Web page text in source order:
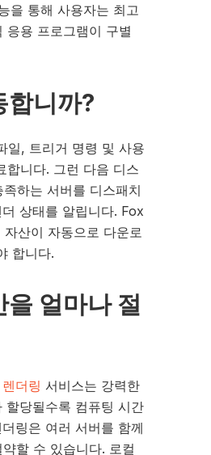
을 통해 사용자는 최고
응용 프로그램이 구별
합니까?
일, 트리거 명령 및 사용
합니다. 그런 다음 디스
하는 서버를 디스패치
상태를 알립니다. Fox
산이 자동으로 다운로
합니다.
얼마나 절
더링 서비스는 강력한
할당될수록 컴퓨팅 시간
링은 여러 서버를 함께
할 수 있습니다. 로컬